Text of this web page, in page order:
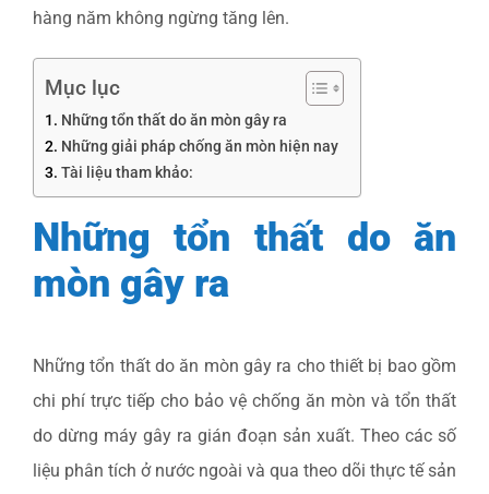
hàng năm không ngừng tăng lên.
Mục lục
Những tổn thất do ăn mòn gây ra
Những giải pháp chống ăn mòn hiện nay
Tài liệu tham khảo:
Những tổn thất do ăn
mòn gây ra
Những tổn thất do ăn mòn gây ra cho thiết bị bao gồm
chi phí trực tiếp cho bảo vệ chống ăn mòn và tổn thất
do dừng máy gây ra gián đoạn sản xuất. Theo các số
liệu phân tích ở nước ngoài và qua theo dõi thực tế sản